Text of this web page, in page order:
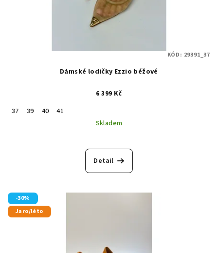
Dámské lodičky Ezzio béžové
6 399 Kč
37
39 40
41
Skladem
Detail
KÓD: 29391_37
-30%
Jaro/léto